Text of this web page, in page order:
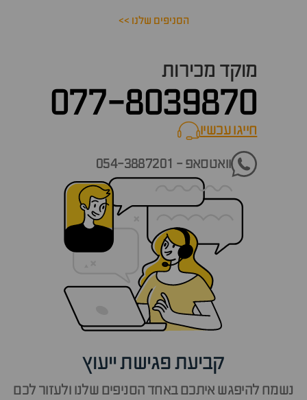
הסניפים שלנו >>
מוקד מכירות
077-8039870
חייגו עכשיוcall now
וואטסאפ - 054-3887201
קביעת פגישת ייעוץ
נשמח להיפגש איתכם באחד הסניפים שלנו ולעזור לכם